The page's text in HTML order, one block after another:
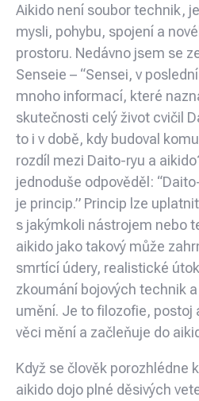
Aikido není soubor technik,
mysli, pohybu, spojení a
prostoru. Nedávno jsem se
Senseie – “Sensei, v
mnoho informací, které
skutečnosti celý život cvičil
to i v době, kdy budoval
rozdíl mezi Daito-ryu a
jednoduše odpověděl:
je princip.” Princip lze
s jakýmkoli nástrojem nebo
aikido jako takový může
smrtící údery, realistické
zkoumání bojových technik
umění. Je to filozofie, postoj
věci mění a začleňuje do
Když se člověk porozhlédne
aikido dojo plné děsivých